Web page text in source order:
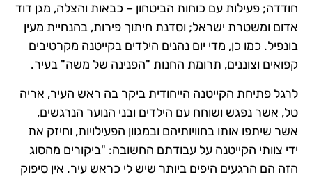
חודדה; פעילות עם כוחות הביטחון – כבאות והצלה, מגן דוד
אדום ומשטרת ישראל; וסדנת חיתוך פירות, בהנחיית מעין
בונפיל. כמו כן, מדי יום נהנים הילדים בקייטנה מקרטיבים
קפואים וצוננים, תרומת החנות "הפנינה של משה" בעיר.
לרגל פתיחת הקייטנה הייחודית ביקר בה ראש העיר, אריה
טל, אשר נפגש ושוחח עם הילדים ובני הנוער הנרגשים,
אשר שיתפו אותו בחוויותיהם ובמגוון הפעילויות, וחיזק את
ידי צוותי הקייטנה על עבודתם החשובה: "ביקורים מהסוג
הזה הם הרגעים היפים ביותר שיש לי כראש עיר. אין סיפוק